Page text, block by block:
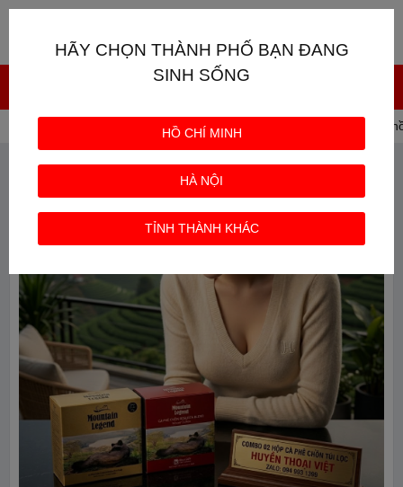
CÀ PHÊ CHỒN Combo 2 Hộp Cà phê
HÃY CHỌN THÀNH PHỐ BẠN ĐANG
SINH SỐNG
HỒ CHÍ MINH
HÀ NỘI
TỈNH THÀNH KHÁC